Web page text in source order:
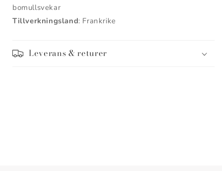
bomullsvekar
Tillverkningsland: Frankrike
Leverans & returer